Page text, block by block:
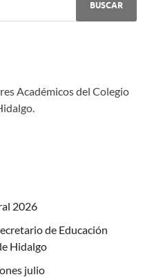
Académicos del Colegio
2026
de Educación
Hidalgo
julio